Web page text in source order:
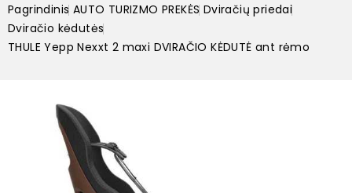
Pagrindinis AUTO TURIZMO PREKĖS Dviračių priedai
Dviračio kėdutės
THULE Yepp Nexxt 2 maxi DVIRAČIO KĖDUTĖ ant rėmo